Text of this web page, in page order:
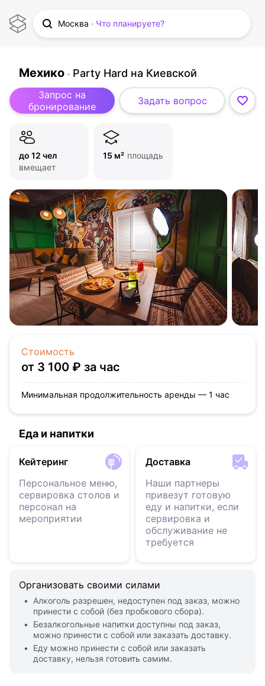
Москва Что планируете?
Мехико Party Hard на Киевской
Запрос на
бронирование
Задать вопрос
до 12 чел
вмещает
15 м² площадь
Стоимость
от 3 100 ₽ за час
Минимальная продолжительность аренды — 1 час
Еда и напитки
Кейтеринг
Персональное меню,
сервировка столов и
персонал на
мероприятии
Доставка
Наши партнеры
привезут готовую
еду и напитки, если
сервировка и
обслуживание не
требуется
Организовать своими силами
Алкоголь разрешен, недоступен под заказ, можно
принести с собой (без пробкового сбора).
Безалкогольные напитки доступны под заказ,
можно принести с собой или заказать доставку.
Еду можно принести с собой или заказать
доставку, нельзя готовить самим.